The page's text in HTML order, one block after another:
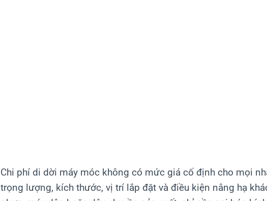
Chi phí di dời máy móc không có mức giá cố định cho mọi
trọng lượng, kích thước, vị trí lắp đặt và điều kiện nâng hạ